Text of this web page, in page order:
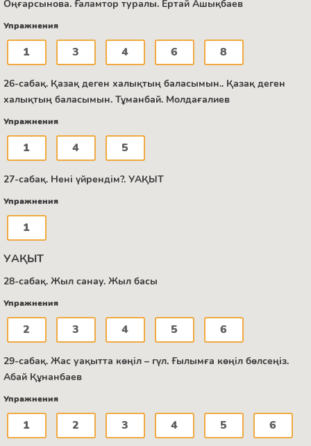
Оңғарсынова. Ғаламтор туралы. Ертай Ашықбаев
Упражнения
1 3 4 6 8
26-сабақ. Қазақ деген халықтың баласымын.. Қазақ деген
халықтың баласымын. Тұманбай. Молдағалиев
Упражнения
1 4 5
27-сабақ. Нені үйрендім?. УАҚЫТ
Упражнения
1
УАҚЫТ
28-сабақ. Жыл санау. Жыл басы
Упражнения
2 3 4 5 6
29-сабақ. Жас уақытта көңіл – гүл. Ғылымға көңіл бөлсеңіз.
Абай Құнанбаев
Упражнения
1 2 3 4 5 6